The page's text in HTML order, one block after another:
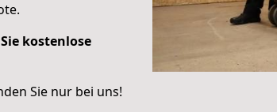
kostenlose
Sie nur bei uns!